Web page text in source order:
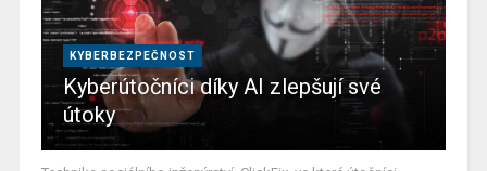
KYBERBEZPEČNOST
Kyberútočníci díky AI zlepšují své
útoky